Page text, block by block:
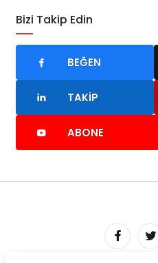
Bizi Takip Edin
BEĞEN
TAKIP
ABONE